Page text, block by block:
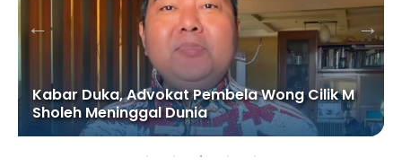
Kabar Duka, Advokat Pembela Wong Cilik M
Sholeh Meninggal Dunia